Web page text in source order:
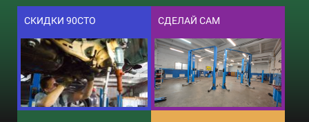
СКИДКИ 90СТО СДЕЛАЙ САМ